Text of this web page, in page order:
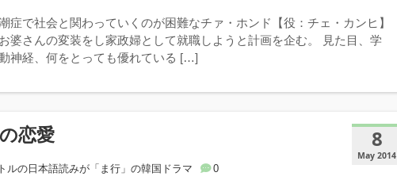
症で社会と関わっていくのが困難なチァ・ホンド【役：チェ・カンヒ】
婆さんの変装をし家政婦として就職しようと計画を企む。 見た目、学
神経、何をとっても優れている […]
8
May 2014
恋愛
ルの日本語読みが「ま行」の韓国ドラマ 0